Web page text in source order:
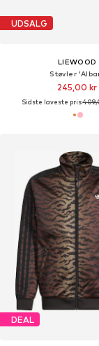
UDSALG
LIEWOOD
Støvler
245,00 kr
Sidste laveste pris:
DEAL